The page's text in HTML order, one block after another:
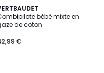
bébé mixte en
de coton
€